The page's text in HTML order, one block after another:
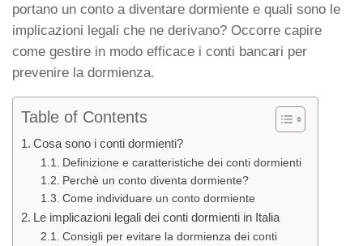
portano un conto a diventare dormiente e quali sono le
implicazioni legali che ne derivano? Occorre capire
come gestire in modo efficace i conti bancari per
prevenire la dormienza.
Table of Contents
Cosa sono i conti dormienti?
Definizione e caratteristiche dei conti dormienti
Perchè un conto diventa dormiente?
Come individuare un conto dormiente
Le implicazioni legali dei conti dormienti in Italia
Consigli per evitare la dormienza dei conti